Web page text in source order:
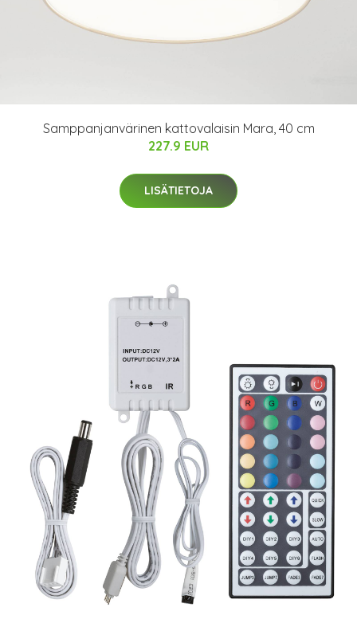
Samppanjanvärinen kattovalaisin Mara, 40 cm
227.9 EUR
LISÄTIETOJA